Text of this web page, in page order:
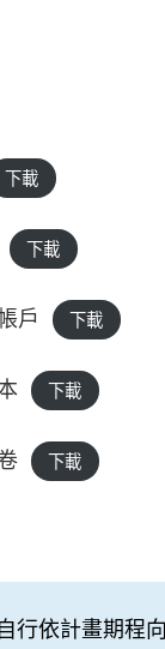
下載
下載
戶 下載
下載
下載
行依計畫期程